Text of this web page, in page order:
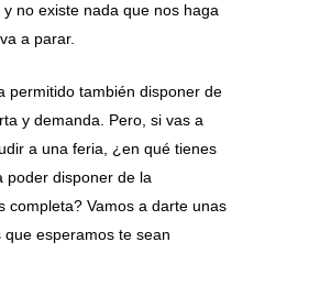
no existe nada que nos haga
a parar.
permitido también disponer de
y demanda. Pero, si vas a
a una feria, ¿en qué tienes
poder disponer de la
completa? Vamos a darte unas
que esperamos te sean